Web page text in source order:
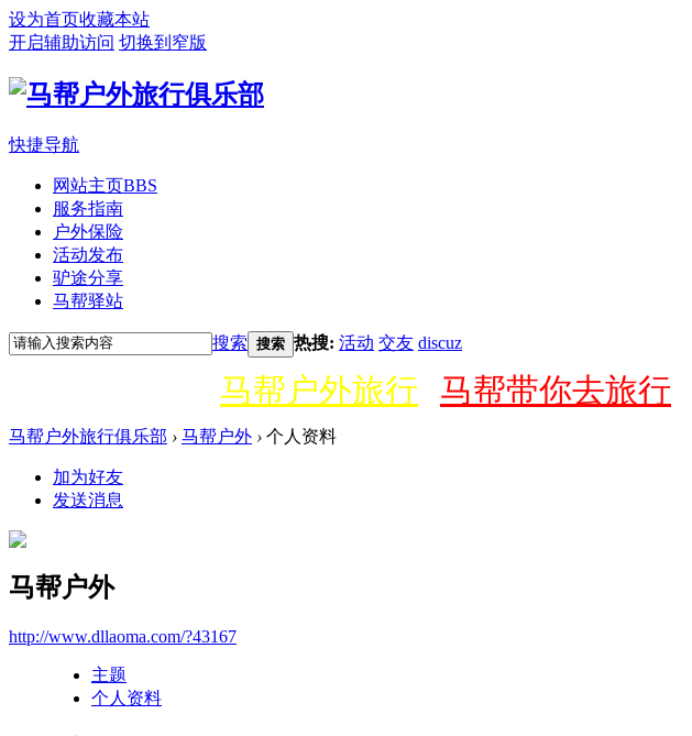
设为首页收藏本站
开启辅助访问 切换到窄版
快捷导航
网站主页BBS
服务指南
户外保险
活动发布
驴途分享
马帮驿站
搜索 搜索 热搜: 活动 交友 discuz
马帮户外旅行 马帮带你去旅行
马帮户外旅行俱乐部 › 马帮户外 › 个人资料
加为好友
发送消息
马帮户外
http://www.dllaoma.com/?43167
主题
个人资料